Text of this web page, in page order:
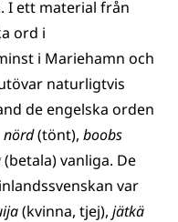
I ett material från
ord i
i Mariehamn och
naturligtvis
de engelska orden
nörd(tönt), boobs
(betala) vanliga. De
var
(kvinna, tjej), jätkä